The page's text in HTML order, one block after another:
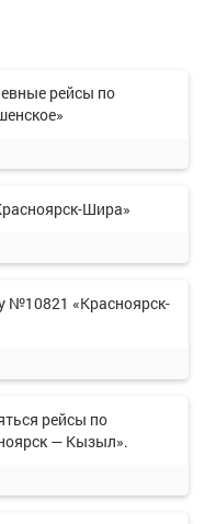
рейсы по
Шира»
№10821 «Красноярск-
рейсы по
— Кызыл».